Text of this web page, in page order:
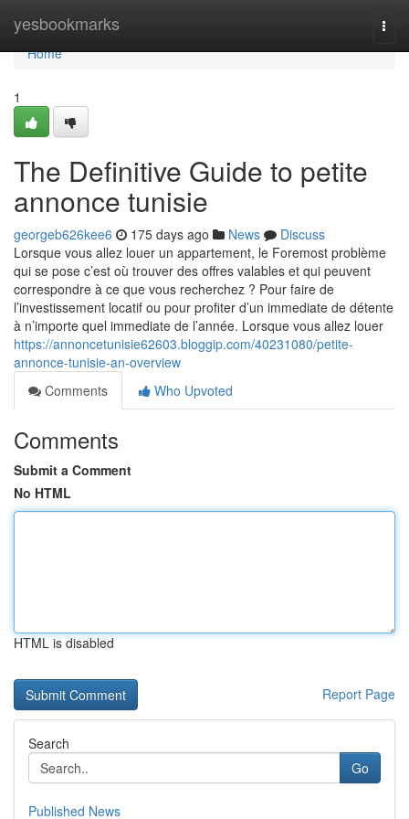
yesbookmarks
Home
Home
1
The Definitive Guide to petite
annonce tunisie
georgeb626kee6 175 days ago News
Discuss
Lorsque vous allez louer un appartement, le Foremost problème
qui se pose c’est où trouver des offres valables et qui peuvent
correspondre à ce que vous recherchez ? Pour faire de
l’investissement locatif ou pour profiter d’un immediate de détente
à n’importe quel immediate de l’année. Lorsque vous allez louer
https://annoncetunisie62603.bloggip.com/40231080/petite-
annonce-tunisie-an-overview
Comments
Who Upvoted
Comments
Submit a Comment
No HTML
HTML is disabled
Report Page
Search
Go
Published News